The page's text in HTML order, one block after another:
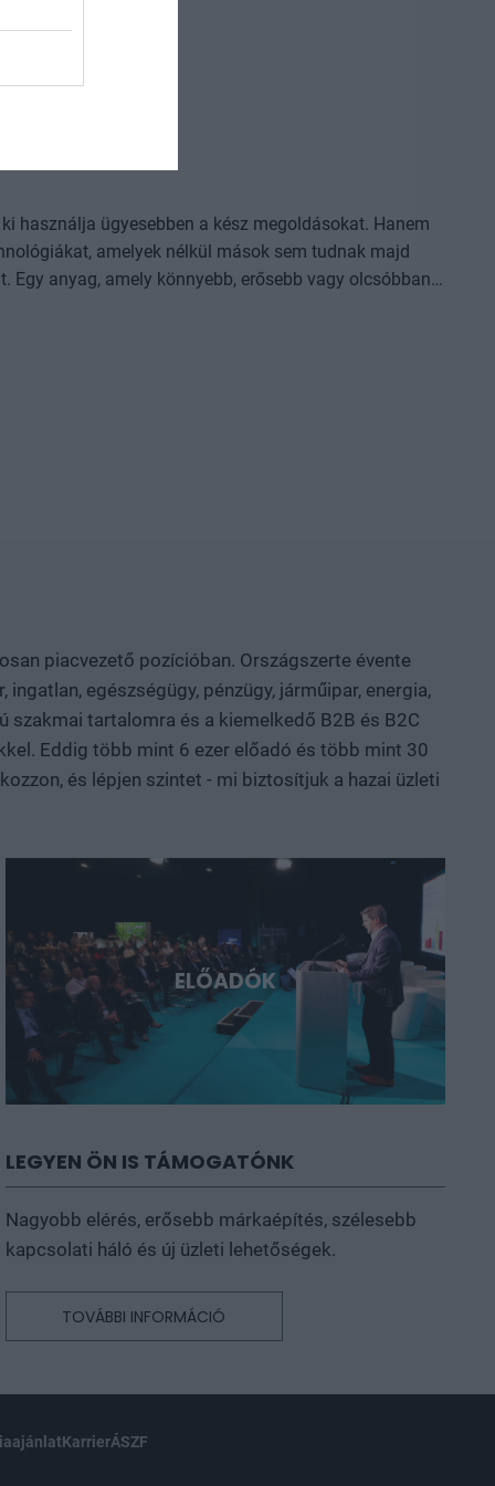
használja ügyesebben a kész megoldásokat. Hanem
amelyek nélkül mások sem tudnak majd
amely korábban kezelhetetlen betegségekre ad
teljesítmény. Hol áll Európa és Magyarország az
és vállalati K+F-
az új anyagokról, valamint az űripari, védelmi
mutatjuk meg, hol körvonalazódnak a következő
és a régió. Deep Tech 2026.
a következő évtizedek legfontosabb technológiai
piacvezető pozícióban. Országszerte évente
egészségügy, pénzügy, járműipar, energia,
szakmai tartalomra és a kiemelkedő B2B és B2C
Eddig több mint 6 ezer előadó és több mint 30
és lépjen szintet - mi biztosítjuk a hazai üzleti
ELŐADÓK
LEGYEN ÖN IS TÁMOGATÓNK
Nagyobb elérés, erősebb márkaépítés, szélesebb
kapcsolati háló és új üzleti lehetőségek.
TOVÁBBI INFORMÁCIÓ
KarrierÁSZF